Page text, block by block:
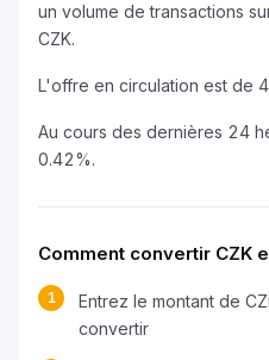
un volume de transactions
CZK.
L'offre en circulation est de
Au cours des dernières 24
0.42%.
Comment convertir CZK
1
Entrez le montant de
convertir